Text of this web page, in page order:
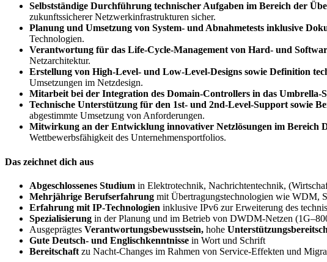
Selbstständige Durchführung technischer Aufgaben im Bereich der
zukunftssicherer Netzwerkinfrastrukturen sicher.
Planung und Umsetzung von System- und Abnahmetests inklusive
Technologien.
Verantwortung für das Life-Cycle-Management von Hard- und
Netzarchitektur.
Erstellung von High-Level- und Low-Level-Designs sowie Definition
Umsetzungen im Netzdesign.
Mitarbeit bei der Integration des Domain-Controllers in das Umbrella-
Technische Unterstützung für den 1st- und 2nd-Level-Support sowie
abgestimmte Umsetzung von Anforderungen.
Mitwirkung an der Entwicklung innovativer Netzlösungen im
Wettbewerbsfähigkeit des Unternehmensportfolios.
Das zeichnet dich aus
Abgeschlossenes Studium in Elektrotechnik, Nachrichtentechnik,
Mehrjährige Berufserfahrung mit Übertragungstechnologien wie WDM,
Erfahrung mit IP-Technologien inklusive IPv6 zur Erweiterung des
Spezialisierung in der Planung und im Betrieb von DWDM-Netzen
Ausgeprägtes Verantwortungsbewusstsein, hohe
Gute Deutsch- und Englischkenntnisse in Wort und Schrift
Bereitschaft zu Nacht-Changes im Rahmen von Service-Effekten und